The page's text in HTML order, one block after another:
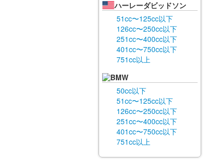
ハーレーダビッドソン
51cc〜125cc以下
126cc〜250cc以下
251cc〜400cc以下
401cc〜750cc以下
751cc以上
BMW
50cc以下
51cc〜125cc以下
126cc〜250cc以下
251cc〜400cc以下
401cc〜750cc以下
751cc以上